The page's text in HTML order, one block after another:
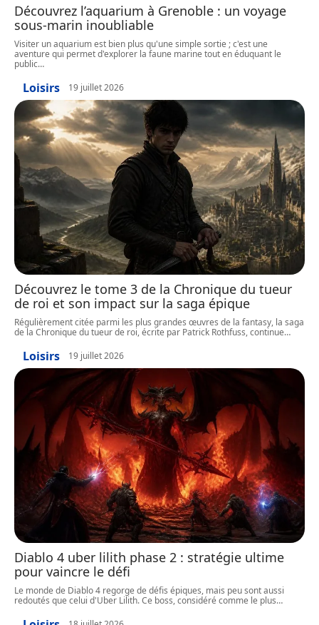
Découvrez l’aquarium à Grenoble : un voyage
sous-marin inoubliable
Visiter un aquarium est bien plus qu'une simple sortie ; c'est une
aventure qui permet d'explorer la faune marine tout en éduquant le
public…
Loisirs 19 juillet 2026
Découvrez le tome 3 de la Chronique du tueur
de roi et son impact sur la saga épique
Régulièrement citée parmi les plus grandes œuvres de la fantasy, la saga
de la Chronique du tueur de roi, écrite par Patrick Rothfuss, continue…
Loisirs 19 juillet 2026
Diablo 4 uber lilith phase 2 : stratégie ultime
pour vaincre le défi
Le monde de Diablo 4 regorge de défis épiques, mais peu sont aussi
redoutés que celui d'Uber Lilith. Ce boss, considéré comme le plus…